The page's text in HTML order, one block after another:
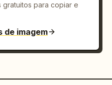
gratuitos para copiar e
de imagem